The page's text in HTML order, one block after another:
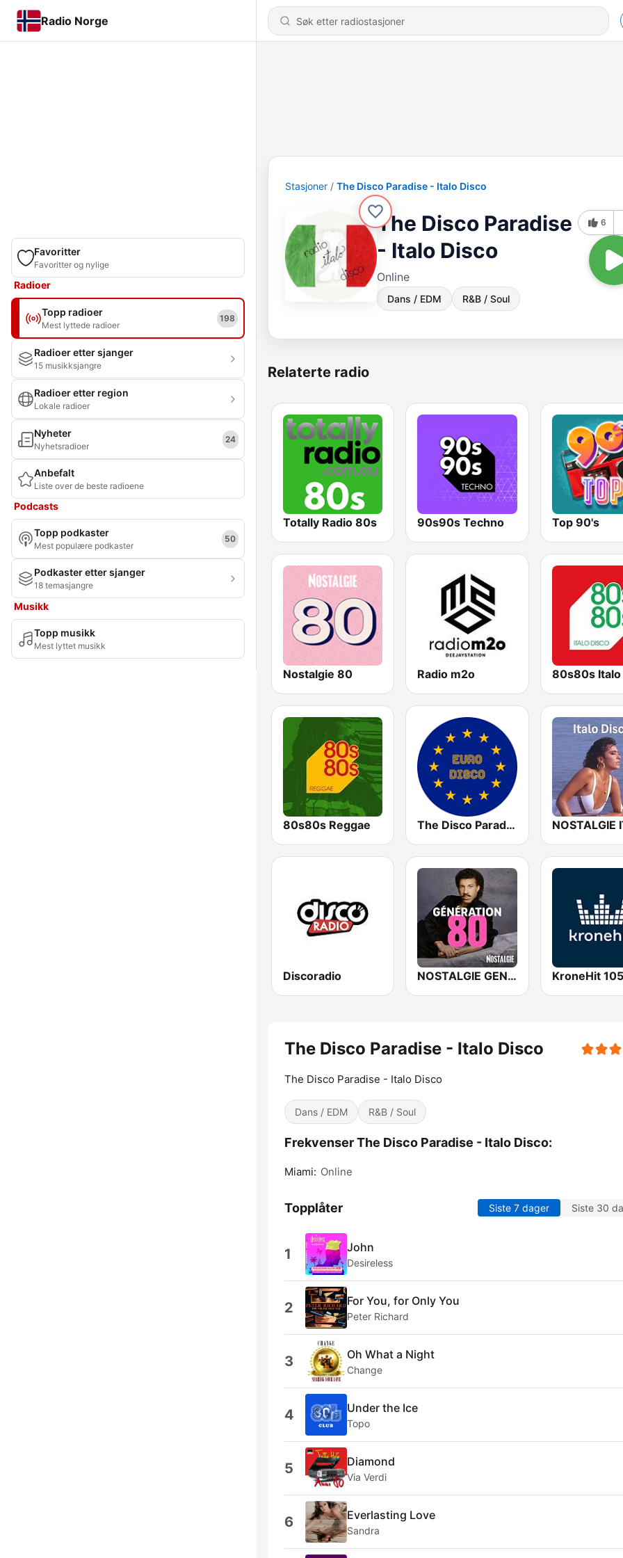
Radio Norge
Favoritter
Favoritter og nylige
Radioer
Topp radioer
Mest lyttede radioer
198
Radioer etter sjanger
15 musikksjangre
Radioer etter region
Lokale radioer
Nyheter
Nyhetsradioer
24
Anbefalt
Liste over de beste radioene
Podcasts
Topp podkaster
Mest populære podkaster
50
Podkaster etter sjanger
18 temasjangre
Musikk
Topp musikk
Mest lyttet musikk
Stasjoner The Disco Paradise - Italo Disco
The Disco Paradise
- Italo Disco
Online
Dans / EDM R&B / Soul
6
Relaterte radio
Totally Radio 80s 90s90s Techno Top 90's
Nostalgie 80 Radio m2o
80s80s Reggae The Disco Paradise - Euro Disco
Discoradio NOSTALGIE GENERATION 80 KroneHit
The Disco Paradise - Italo Disco
The Disco Paradise - Italo Disco
Dans / EDM R&B / Soul
Frekvenser The Disco Paradise - Italo Disco:
Miami: Online
Topplåter Siste 7 dager Siste 30
1 John
Desireless
2 For You, for Only You
Peter Richard
3 Oh What a Night
Change
4 Under the Ice
Topo
5 Diamond
Via Verdi
6 Everlasting Love
Sandra